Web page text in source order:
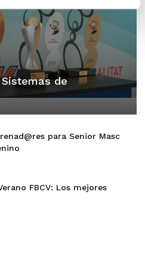
de
para Senior Masc
FBCV: Los mejores